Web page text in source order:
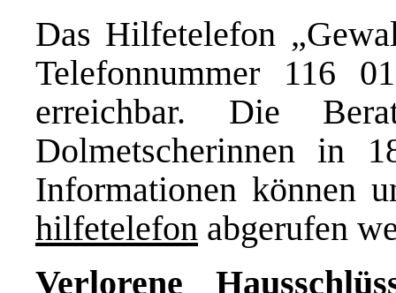
Das Hilfetelefon
Telefonnummer 116
erreichbar. Die
Dolmetscherinnen in
Informationen können
hilfetelefon abgerufen
Verlorene